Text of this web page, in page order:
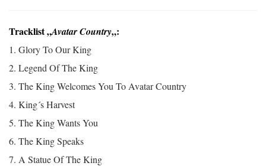
Tracklist „Avatar Country„:
1. Glory To Our King
2. Legend Of The King
3. The King Welcomes You To Avatar Country
4. King´s Harvest
5. The King Wants You
6. The King Speaks
7. A Statue Of The King